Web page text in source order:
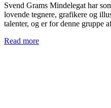
Svend Grams Mindelegat har
lovende tegnere, grafikere og
talenter, og er for denne gruppe
Read more